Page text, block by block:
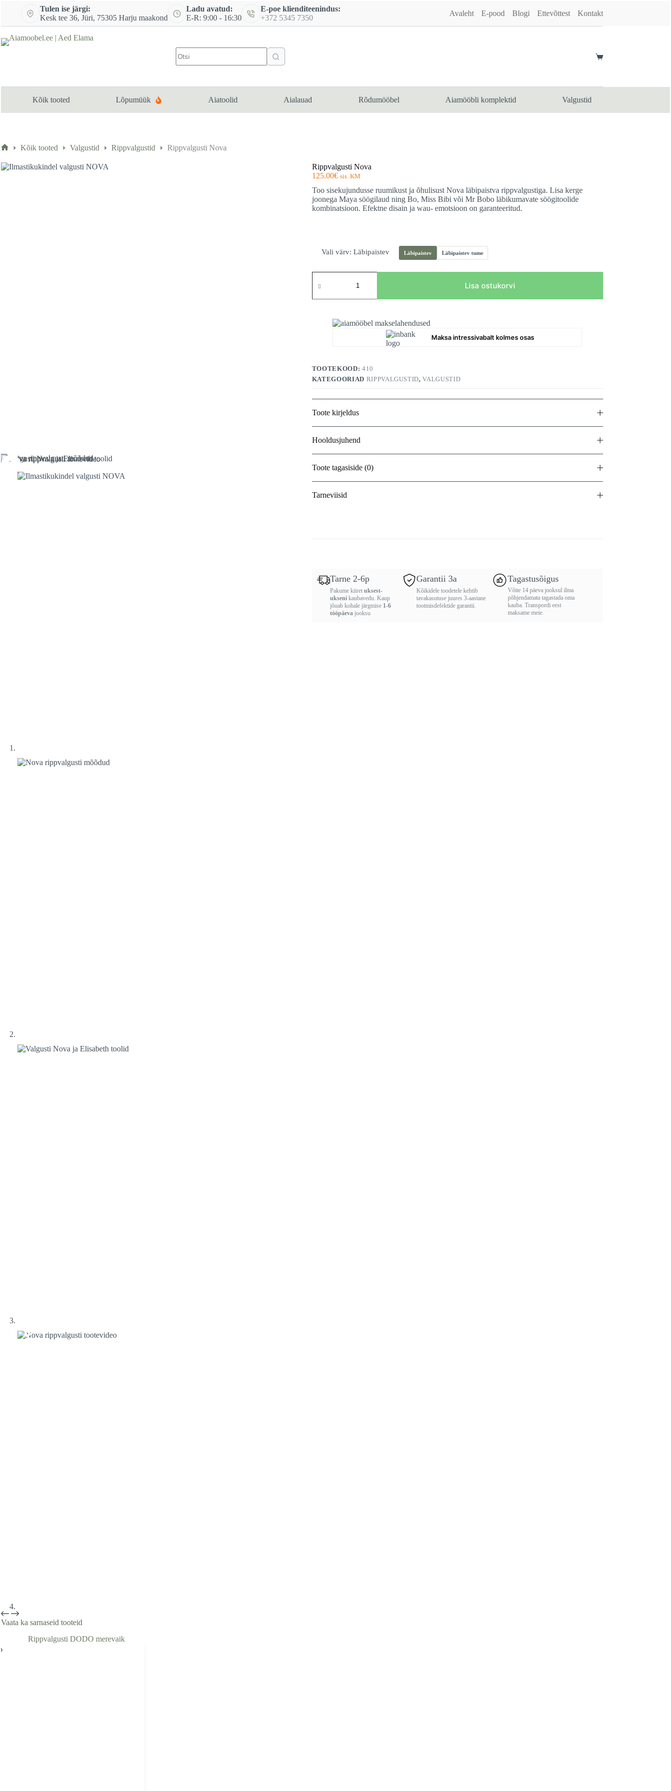
Tulen ise järgi:
Kesk tee 36, Jüri, 75305 Harju maakond
Ladu avatud:
E-R: 9:00 - 16:30
E-poe klienditeenindus:
+372 5345 7350
Avaleht E-pood Blogi Ettevõttest Kontakt
results
Shopping
Kõik tooted Lõpumüük Aiatoolid Aialauad Rõdumööbel Aiamööbli komplektid Valgustid
Kõik tooted Valgustid Rippvalgustid Rippvalgusti Nova
Rippvalgusti Nova
125.00€ sis. KM
Too sisekujundusse ruumikust ja õhulisust Nova läbipaistva rippvalgustiga. Lisa kerge
joonega Maya söögilaud ning Bo, Miss Bibi või Mr Bobo läbikumavate söögitoolide
kombinatsioon. Efektne disain ja wau- emotsioon on garanteeritud.
Vali värv: Läbipaistev Läbipaistev Läbipaistev tume
Nova
Lisa ostukorvi
Maksa intressivabalt kolmes osas
TOOTEKOOD: 410
KATEGOORIAD RIPPVALGUSTID,VALGUSTID
Toote kirjeldus
Hooldusjuhend
Toote tagasiside (0)
Tarneviisid
Tarne 2-6p
Pakume kiiret uksest-
uksenikaubavedu. Kaup
jõuab kohale järgmise 1-6
tööpäevajooksu
Garantii 3a
Kõikidele toodetele kehtib
tavakasutuse juures 3-aastane
tootmisdefektide garantii.
Tagastusõigus
Võite 14 päeva jooksul ilma
põhjendamata tagastada oma
kauba. Transpordi eest
maksame meie.
Vaata ka sarnaseid tooteid